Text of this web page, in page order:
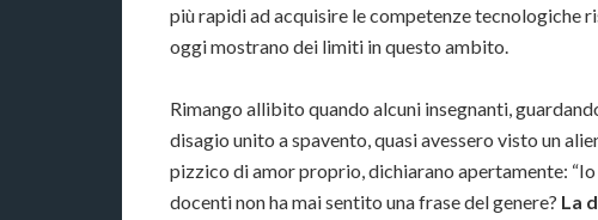
più rapidi ad acquisire le competenze tecnologiche
oggi mostrano dei limiti in questo ambito.
Rimango allibito quando alcuni insegnanti,
disagio unito a spavento, quasi avessero visto un
pizzico di amor proprio, dichiarano apertamente: “Io
docenti non ha mai sentito una frase del genere? La